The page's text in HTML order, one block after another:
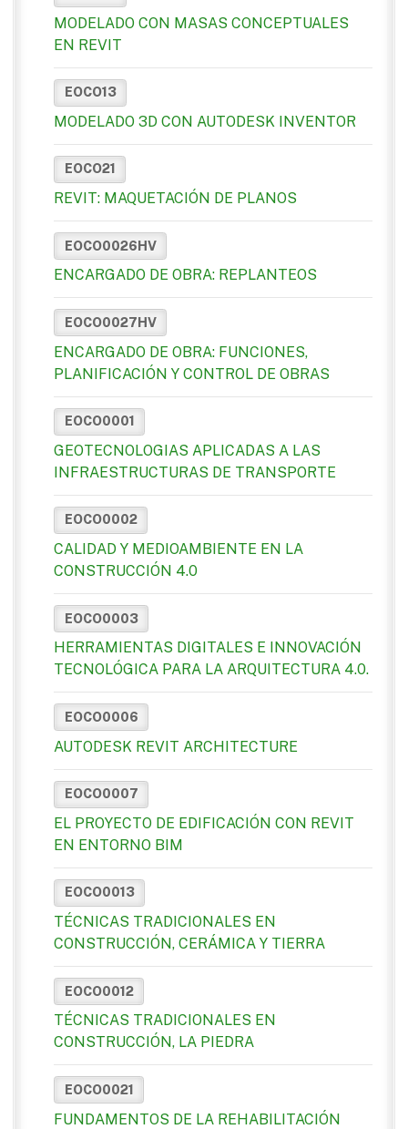
MODELADO CON MASAS CONCEPTUALES
EN REVIT
EOCO13
MODELADO 3D CON AUTODESK INVENTOR
EOCO21
REVIT: MAQUETACIÓN DE PLANOS
EOCO0026HV
ENCARGADO DE OBRA: REPLANTEOS
EOCO0027HV
ENCARGADO DE OBRA: FUNCIONES,
PLANIFICACIÓN Y CONTROL DE OBRAS
EOCO0001
GEOTECNOLOGIAS APLICADAS A LAS
INFRAESTRUCTURAS DE TRANSPORTE
EOCO0002
CALIDAD Y MEDIOAMBIENTE EN LA
CONSTRUCCIÓN 4.0
EOCO0003
HERRAMIENTAS DIGITALES E INNOVACIÓN
TECNOLÓGICA PARA LA ARQUITECTURA 4.0.
EOCO0006
AUTODESK REVIT ARCHITECTURE
EOCO0007
EL PROYECTO DE EDIFICACIÓN CON REVIT
EN ENTORNO BIM
EOCO0013
TÉCNICAS TRADICIONALES EN
CONSTRUCCIÓN, CERÁMICA Y TIERRA
EOCO0012
TÉCNICAS TRADICIONALES EN
CONSTRUCCIÓN, LA PIEDRA
EOCO0021
FUNDAMENTOS DE LA REHABILITACIÓN